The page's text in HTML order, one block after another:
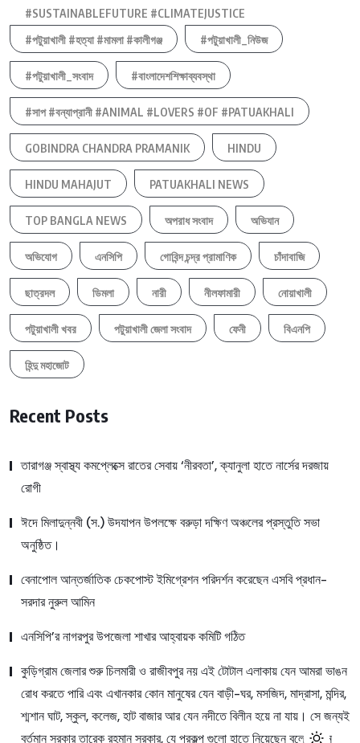
#SUSTAINABLEFUTURE #CLIMATEJUSTICE
#পটুয়াখালী #হত্যা #মামলা #কালীগঞ্জ
#পটুয়াখালী_নিউজ
#পটুয়াখালী_সংবাদ #বাংলাদেশশিক্ষাব্যবস্থা
#সাপ #বন্যাপ্রানী #ANIMAL #LOVERS #OF #PATUAKHALI
GOBINDRA CHANDRA PRAMANIK HINDU
HINDU MAHAJUT PATUAKHALI NEWS
TOP BANGLA NEWS অপরাধ সংবাদ অভিযান
অভিযোগ এনসিপি গোবিন্দ চন্দ্র প্রামাণিক চাঁদাবাজি
ছাত্রদল ডিমলা নারী নীলফামারী নোয়াখালী
পটুয়াখালী খবর পটুয়াখালী জেলা সংবাদ ফেনী বিএনপি
হিন্দু মহাজোট
Recent Posts
তারাগঞ্জ স্বাস্থ্য কমপ্লেক্সে রাতের সেবায় ‘নীরবতা’, ক্যানুলা হাতে নার্সের দরজায়
রোগী
ঈদে মিলাদুন্নবী (স.) উদযাপন উপলক্ষে বরুড়া দক্ষিণ অঞ্চলের প্রস্তুতি সভা
অনুষ্ঠিত।
বেনাপোল আন্তর্জাতিক চেকপোস্ট ইমিগ্রেশন পরিদর্শন করেছেন এসবি প্রধান-
সরদার নুরুল আমিন
এনসিপি’র নাগরপুর উপজেলা শাখার আহ্বায়ক কমিটি গঠিত
কুড়িগ্রাম জেলার শুরু চিলমারী ও রাজীবপুর নয় এই টোটাল এলাকায় যেন আমরা ভাঙন
রোধ করতে পারি এবং এখানকার কোন মানুষের যেন বাড়ী-ঘর, মসজিদ, মাদ্রাসা, মন্দির,
শ্মশান ঘাট, স্কুল, কলেজ, হাট বাজার আর যেন নদীতে বিলীন হয়ে না যায়। সে জন্যই
বর্তমান সরকার তারেক রহমান সরকার, যে প্রকল্প গুলো হাতে নিয়েছেন বলে জানান